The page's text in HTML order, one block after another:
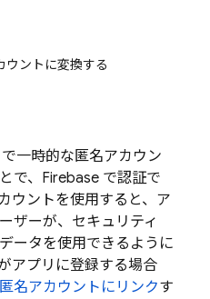
ウントに変換する
で一時的な匿名アカウン
で、Firebase で認証で
ウントを使用すると、ア
ザーが、セキュリティ
ータを使用できるように
アプリに登録する場合
名アカウントにリンクす